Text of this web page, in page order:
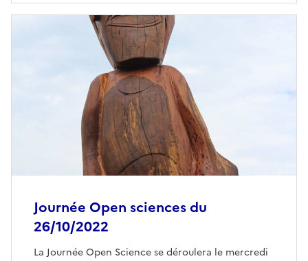
Journée Open sciences du
26/10/2022
La Journée Open Science se déroulera le mercredi